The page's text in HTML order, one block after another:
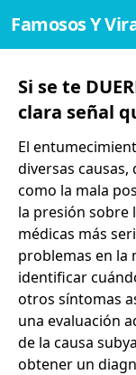
Famosos Y
Si se te
clara señal
El
diversas
como la mala
la presión sobre
médicas más
problemas en la
identificar
otros síntomas
una evaluación
de la causa
obtener un